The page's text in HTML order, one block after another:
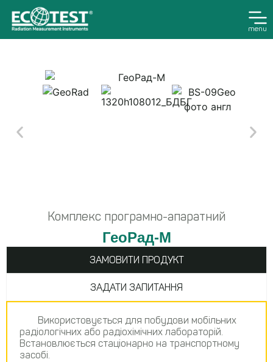
menu
Комплекс програмно-апаратний
ГеоРад-М
ЗАМОВИТИ ПРОДУКТ
ЗАДАТИ ЗАПИТАННЯ
Використовується для побудови мобільних
радіологічних або радіохімічних лабораторій.
Встановлюється стаціонарно на транспортному
засобі.